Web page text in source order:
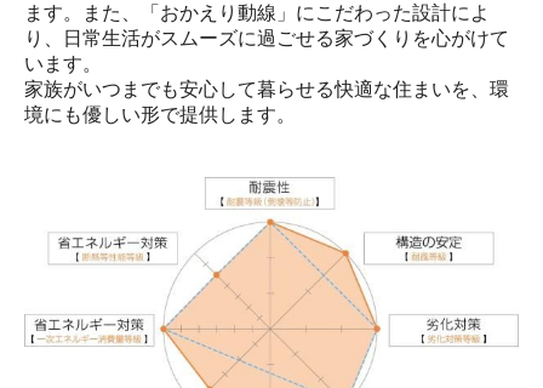
ます。また、「おかえり動線」にこだわった設計によ
り、日常生活がスムーズに過ごせる家づくりを心がけて
います。
家族がいつまでも安心して暮らせる快適な住まいを、環
境にも優しい形で提供します。